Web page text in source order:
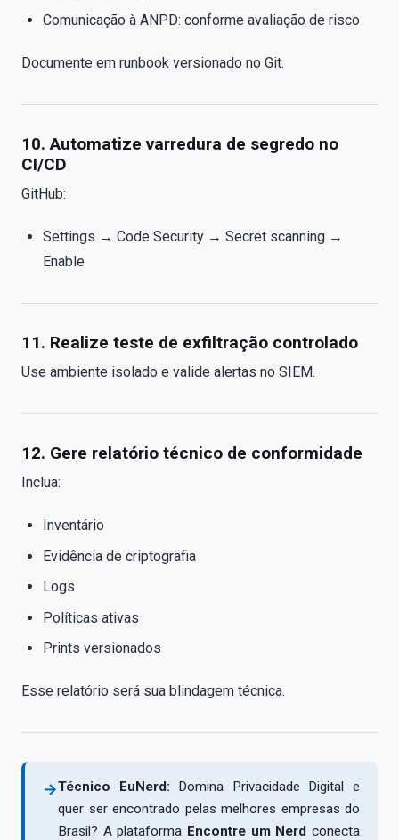
Comunicação à ANPD: conforme avaliação de risco
Documente em runbook versionado no Git.
10. Automatize varredura de segredo no
CI/CD
GitHub:
Settings → Code Security → Secret scanning →
Enable
11. Realize teste de exfiltração controlado
Use ambiente isolado e valide alertas no SIEM.
12. Gere relatório técnico de conformidade
Inclua:
Inventário
Evidência de criptografia
Logs
Políticas ativas
Prints versionados
Esse relatório será sua blindagem técnica.
→Técnico EuNerd: Domina Privacidade Digital e
quer ser encontrado pelas melhores empresas do
Brasil? A plataforma Encontre um Nerd conecta